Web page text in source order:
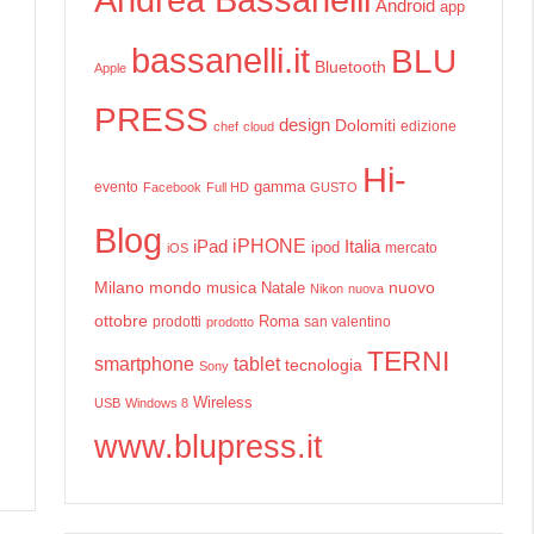
Android app
Apple bassanelli.it Bluetooth BLU
PRESS chef cloud design Dolomiti edizione
evento Facebook Full HD gamma GUSTO Hi-
Blog iOS iPad iPHONE ipod Italia mercato
Milano mondo musica Natale Nikon nuova nuovo
ottobre prodotti prodotto Roma san valentino
smartphone Sony tablet tecnologia TERNI
USB Windows 8 Wireless
www.blupress.it